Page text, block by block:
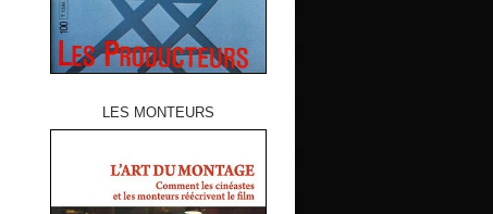
LES MONTEURS